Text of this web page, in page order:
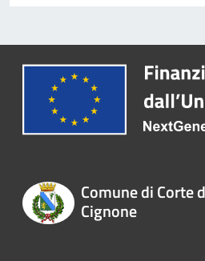
Comune di Corte
Cignone